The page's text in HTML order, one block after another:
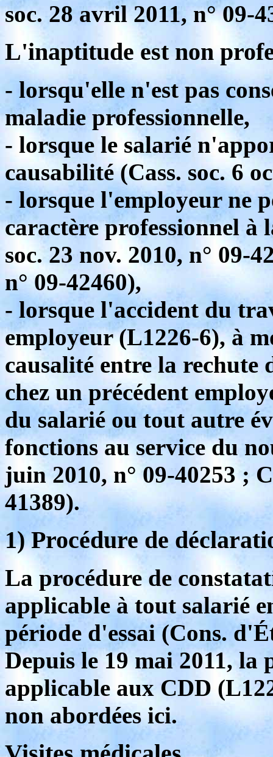
soc. 28 avril 2011, n° 09-
L'inaptitude est non
- lorsqu'elle n'est pas
maladie professionnelle,
- lorsque le salarié
causabilité (Cass. soc. 6
- lorsque l'employeur ne
caractère professionnel à
soc. 23 nov. 2010, n° 09-
n° 09-42460),
- lorsque l'accident du
employeur (L1226-6), à
causalité entre la
chez un précédent
du salarié ou tout autre
fonctions au service du
juin 2010, n° 09-40253 ;
41389).
1) Procédure de
La procédure de
applicable à tout salarié
période d'essai (Cons.
Depuis le 19 mai 2011, la
applicable aux CDD
non abordées ici.